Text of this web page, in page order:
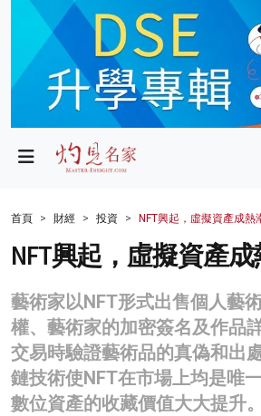
政局
財經
生活
商業
科技
影片
首頁 財經 投資 NFT興起，虛擬資產成熱
NFT興起，虛擬資產成
藝術家以NFT形式出售個人藝
權、藝術家的加密簽名及作品
交易時驗證藝術品的真偽和出
鏈技術使NFT在市場上均是唯
數位資產的收藏價值大大提升。